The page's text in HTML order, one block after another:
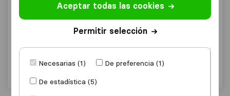
0,0
Esrac Mudanzas
Solicita Presupuestos Detalles
Aceptar todas las cookies
Permitir selección
Necesarias (1)
De preferencia (1)
De estadística (5)